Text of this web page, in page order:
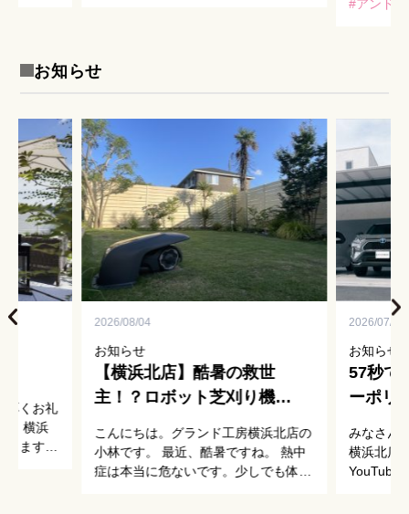
かとバタ
アンド
お知らせ
厚くお礼
房 横浜
ます。
2026/08/04
お知らせ
【横浜北店】酷暑の救世
主！？ロボット芝刈り機
Automowerが仲間入りでお
手入れが楽に！
こんにちは。グランド工房横浜北店の
小林です。 最近、酷暑ですね。 熱中
症は本当に危ないです。少しでも体調
2026/07/01
お知らせ
57秒で
ーポリ
みなさん
横浜北店
YouTube